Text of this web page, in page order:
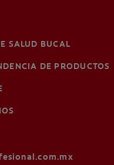
SALUD BUCAL
DE PRODUCTOS